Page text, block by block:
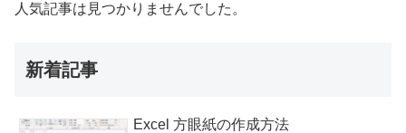
人気記事は見つかりませんでした。
新着記事
Excel 方眼紙の作成方法